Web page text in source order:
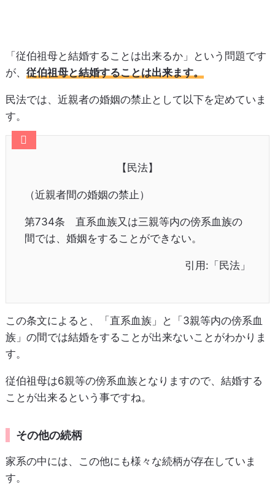
「従伯祖母と結婚することは出来るか」という問題です
が、 従伯祖母と結婚することは出来ます。
民法では、近親者の婚姻の禁止として以下を定めていま
す。
【民法】
（近親者間の婚姻の禁止）
第734条 直系血族又は三親等内の傍系血族の
間では、婚姻をすることができない。
引用:「民法」
この条文によると、「直系血族」と「3親等内の傍系血
族」の間では結婚をすることが出来ないことがわかりま
す。
従伯祖母は6親等の傍系血族となりますので、結婚する
ことが出来るという事ですね。
その他の続柄
家系の中には、この他にも様々な続柄が存在していま
す。